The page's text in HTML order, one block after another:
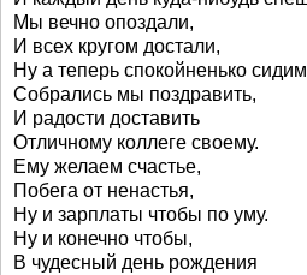
Мы вечно опоздали,
И всех кругом достали,
Ну а теперь спокойненько
Собрались мы поздравить,
И радости доставить
Отличному коллеге своему.
Ему желаем счастье,
Побега от ненастья,
Ну и зарплаты чтобы по уму.
Ну и конечно чтобы,
В чудесный день рождения